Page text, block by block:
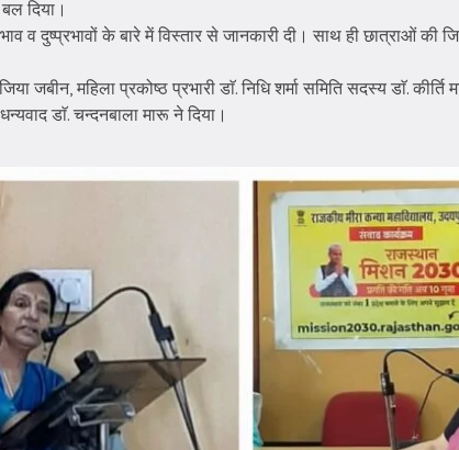
दिया।
व दुष्प्रभावों के बारे में विस्तार से जानकारी दी। साथ ही छात्राओं की
जबीन, महिला प्रकोष्ठ प्रभारी डाॅ. निधि शर्मा समिति सदस्य डाॅ. कीर्ति
डाॅ. चन्दनबाला मारू ने दिया।